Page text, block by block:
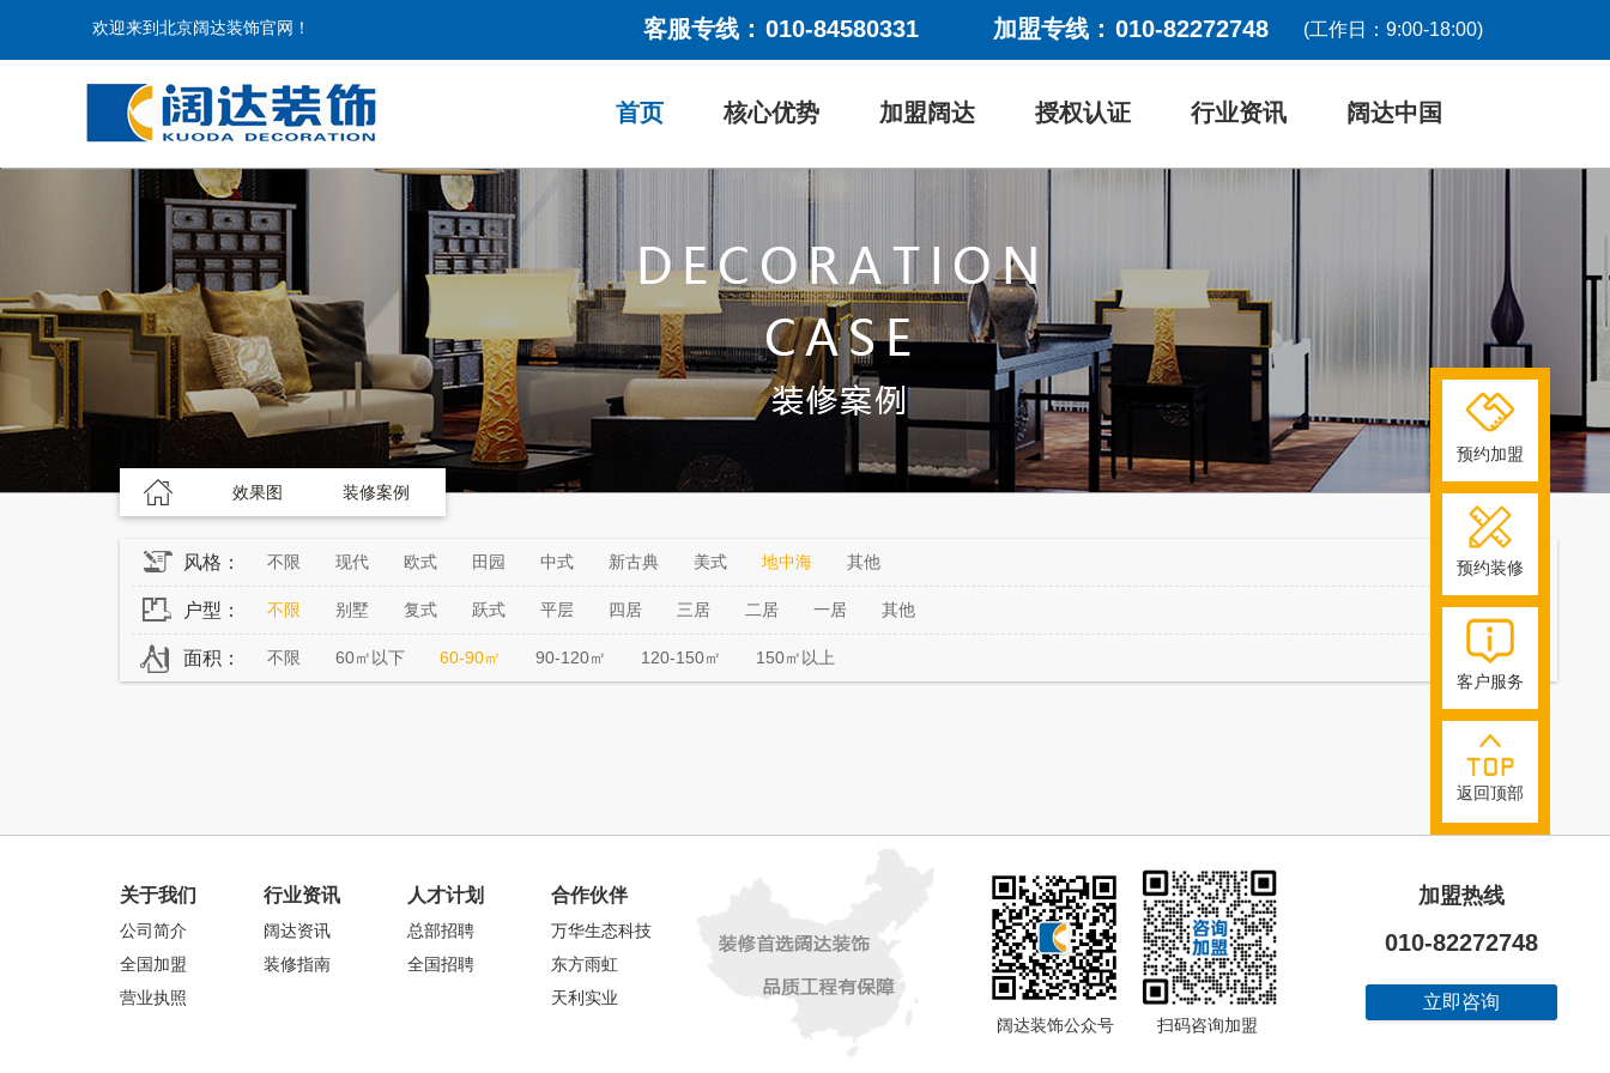
欢迎来到北京阔达装饰官网！ 客服专线： 010-84580331 加盟专线： 010-82272748 (工作日：9:00-18:00)
首页 核心优势 加盟阔达 授权认证 行业资讯 阔达中国
预约加盟
预约装修
客户服务
返回顶部
效果图 装修案例
风格： 不限 现代 欧式 田园 中式 新古典 美式 地中海 其他
户型： 不限 别墅 复式 跃式 平层 四居 三居 二居 一居 其他
面积： 不限 60㎡以下 60-90㎡ 90-120㎡ 120-150㎡ 150㎡以上
关于我们
公司简介
全国加盟
营业执照
行业资讯
阔达资讯
装修指南
人才计划
总部招聘
全国招聘
合作伙伴
万华生态科技
东方雨虹
天利实业
阔达装饰公众号 扫码咨询加盟
加盟热线
010-82272748
立即咨询